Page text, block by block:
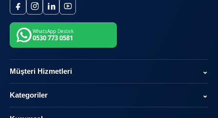
WhatsApp Destek
0530 773 0581
Müşteri Hizmetleri ⌄
Kategoriler ⌄